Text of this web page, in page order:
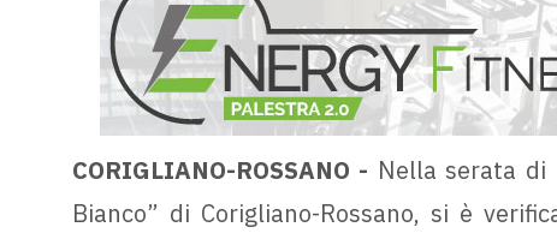
CORIGLIANO-ROSSANO - Nella serata
Bianco” di Corigliano-Rossano, si è